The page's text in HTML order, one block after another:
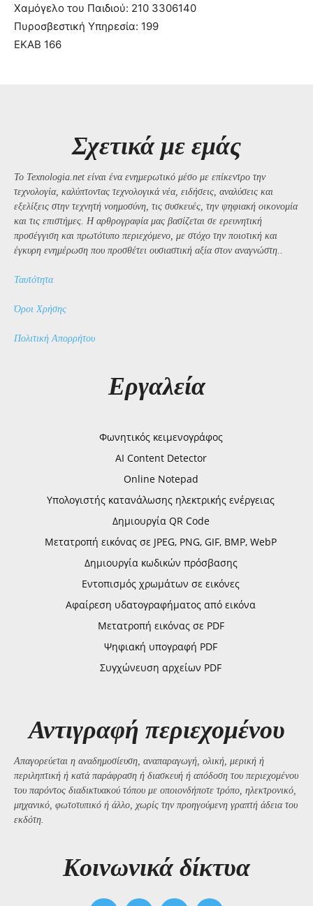
Χαμόγελο του Παιδιού: 210 3306140
Πυροσβεστική Υπηρεσία: 199
ΕΚΑΒ 166
Σχετικά με εμάς
Το Texnologia.net είναι ένα ενημερωτικό μέσο με επίκεντρο την
τεχνολογία, καλύπτοντας τεχνολογικά νέα, ειδήσεις, αναλύσεις και
εξελίξεις στην τεχνητή νοημοσύνη, τις συσκευές, την ψηφιακή οικονομία
και τις επιστήμες. Η αρθρογραφία μας βασίζεται σε ερευνητική
προσέγγιση και πρωτότυπο περιεχόμενο, με στόχο την ποιοτική και
έγκυρη ενημέρωση που προσθέτει ουσιαστική αξία στον αναγνώστη..
Ταυτότητα
Όροι Χρήσης
Πολιτική Απορρήτου
Εργαλεία
Φωνητικός κειμενογράφος
AI Content Detector
Online Notepad
Υπολογιστής κατανάλωσης ηλεκτρικής ενέργειας
Δημιουργία QR Code
Μετατροπή εικόνας σε JPEG, PNG, GIF, BMP, WebP
Δημιουργία κωδικών πρόσβασης
Εντοπισμός χρωμάτων σε εικόνες
Αφαίρεση υδατογραφήματος από εικόνα
Μετατροπή εικόνας σε PDF
Ψηφιακή υπογραφή PDF
Συγχώνευση αρχείων PDF
Αντιγραφή περιεχομένου
Απαγορεύεται η αναδημοσίευση, αναπαραγωγή, ολική, μερική ή
περιληπτική ή κατά παράφραση ή διασκευή ή απόδοση του περιεχομένου
του παρόντος διαδικτυακού τόπου με οποιονδήποτε τρόπο, ηλεκτρονικό,
μηχανικό, φωτοτυπικό ή άλλο, χωρίς την προηγούμενη γραπτή άδεια του
εκδότη.
Kοινωνικά δίκτυα